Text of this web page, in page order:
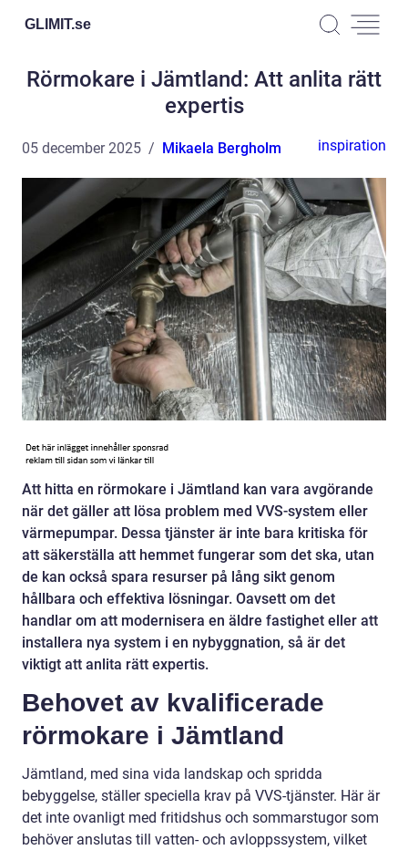
GLIMIT.se
Rörmokare i Jämtland: Att anlita rätt
expertis
05 december 2025 Mikaela Bergholm inspiration
Att hitta en rörmokare i Jämtland kan vara avgörande
när det gäller att lösa problem med VVS-system eller
värmepumpar. Dessa tjänster är inte bara kritiska för
att säkerställa att hemmet fungerar som det ska, utan
de kan också spara resurser på lång sikt genom
hållbara och effektiva lösningar. Oavsett om det
handlar om att modernisera en äldre fastighet eller att
installera nya system i en nybyggnation, så är det
viktigt att anlita rätt expertis.
Behovet av kvalificerade
rörmokare i Jämtland
Jämtland, med sina vida landskap och spridda
bebyggelse, ställer speciella krav på VVS-tjänster. Här är
det inte ovanligt med fritidshus och sommarstugor som
behöver anslutas till vatten- och avloppssystem, vilket